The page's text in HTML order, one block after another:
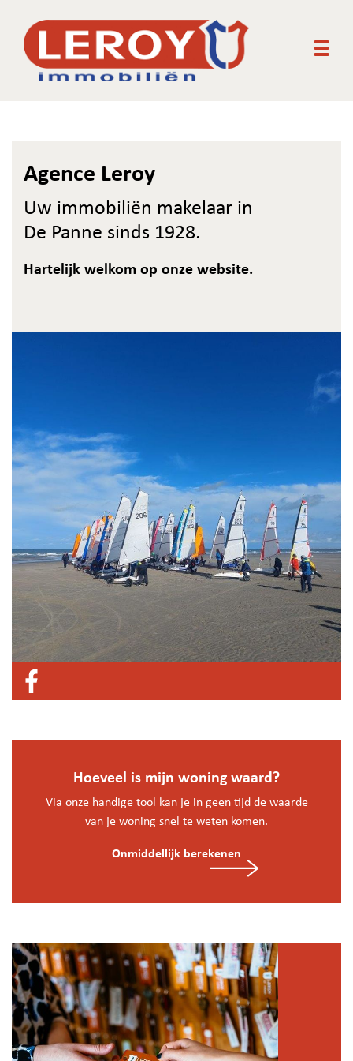
Agence Leroy
Uw immobiliën makelaar in
De Panne sinds 1928.
Hartelijk welkom op onze website.
Hoeveel is mijn woning waard?
Via onze handige tool kan je in geen tijd de waarde
van je woning snel te weten komen.
Onmiddellijk berekenen